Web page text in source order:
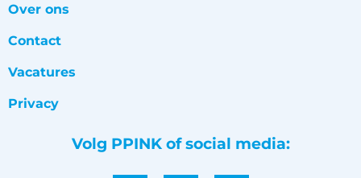
Over ons
Contact
Vacatures
Privacy
Volg PPINK of social media: